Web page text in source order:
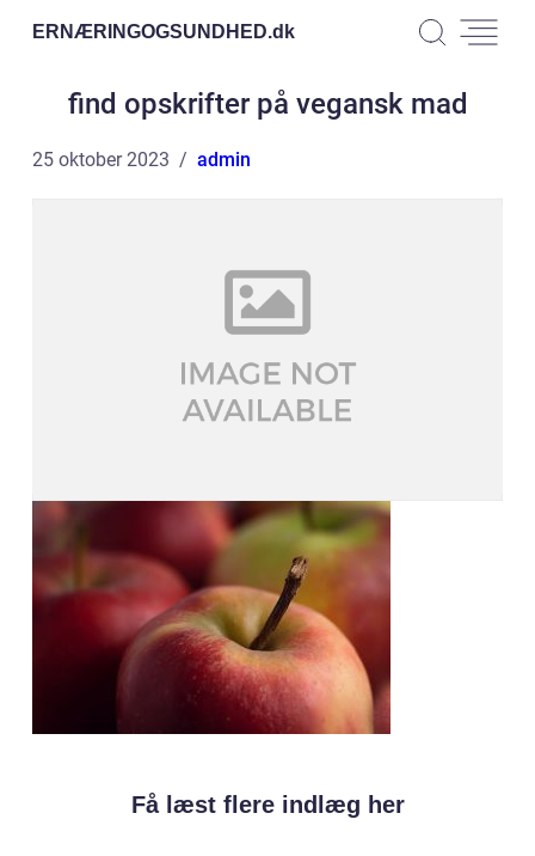
ERNÆRINGOGSUNDHED.dk
find opskrifter på vegansk mad
25 oktober 2023 admin
Få læst flere indlæg her